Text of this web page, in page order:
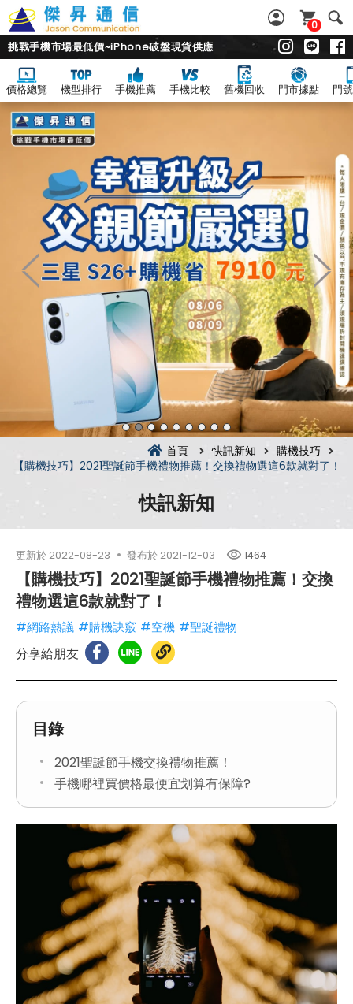
0
挑戰手機市場最低價~iPhone破盤現貨供應
價格總覽 機型排行 手機推薦 手機比較 舊機回收 門市據點 門
首頁 快訊新知
購機技巧
【購機技巧】2021聖誕節手機禮物推薦！交換禮物選這6款就對了！
快訊新知
更新於 2022-08-23 發布於 2021-12-03 1464
【購機技巧】2021聖誕節手機禮物推薦！交換
禮物選這6款就對了！
#網路熱議 #購機訣竅 #空機 #聖誕禮物
分享給朋友
目錄
2021聖誕節手機交換禮物推薦！
手機哪裡買價格最便宜划算有保障?